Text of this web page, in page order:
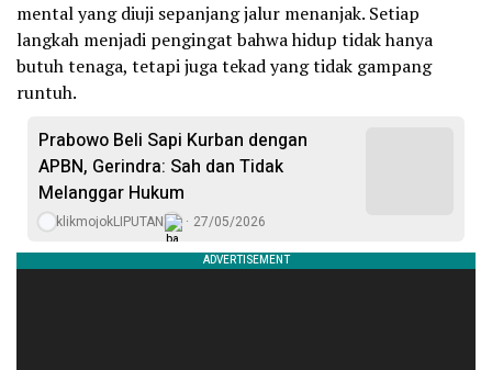
mental yang diuji sepanjang jalur menanjak. Setiap
langkah menjadi pengingat bahwa hidup tidak hanya
butuh tenaga, tetapi juga tekad yang tidak gampang
runtuh.
Prabowo Beli Sapi Kurban dengan
APBN, Gerindra: Sah dan Tidak
Melanggar Hukum
klikmojokLIPUTAN 27/05/2026